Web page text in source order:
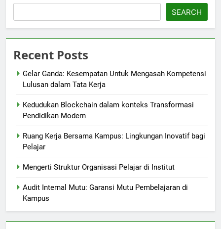
SEARCH
Recent Posts
Gelar Ganda: Kesempatan Untuk Mengasah Kompetensi
Lulusan dalam Tata Kerja
Kedudukan Blockchain dalam konteks Transformasi
Pendidikan Modern
Ruang Kerja Bersama Kampus: Lingkungan Inovatif bagi
Pelajar
Mengerti Struktur Organisasi Pelajar di Institut
Audit Internal Mutu: Garansi Mutu Pembelajaran di
Kampus